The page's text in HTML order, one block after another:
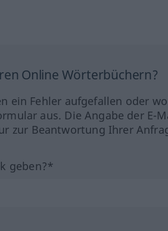
Online Wörterbüchern?
ein Fehler aufgefallen oder
aus. Die Angabe der
zur Beantwortung Ihrer
geben?*